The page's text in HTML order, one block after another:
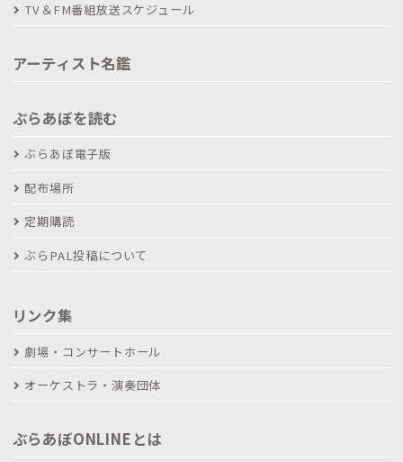
TV＆FM番組放送スケジュール
アーティスト名鑑
ぶらあぼを読む
ぶらあぼ電子版
配布場所
定期購読
ぶらPAL投稿について
リンク集
劇場・コンサートホール
オーケストラ・演奏団体
ぶらあぼONLINEとは